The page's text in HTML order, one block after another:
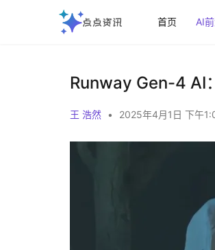
首页 AI
Runway Gen-4 AI
王 浩然 • 2025年4月1日 下午